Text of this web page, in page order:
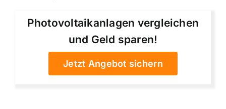
Photovoltaikanlagen vergleichen
und Geld sparen!
Jetzt Angebot sichern